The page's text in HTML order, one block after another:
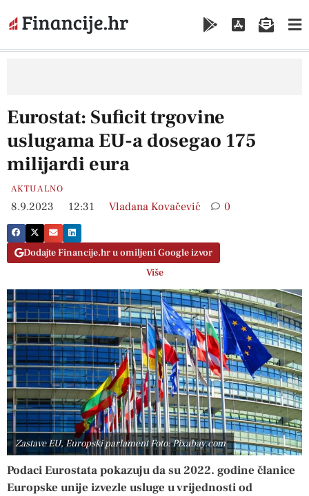
Eurostat: Suficit trgovine
uslugama EU-a dosegao 175
milijardi eura
AKTUALNO
8.9.2023 12:31 Vladana Kovačević 0
Dodajte Financije.hr u omiljeni Google izvor
Više
Zastave EU, Europski parlament Foto: Pixabay.com
Podaci Eurostata pokazuju da su 2022. godine članice
Europske unije izvezle usluge u vrijednosti od